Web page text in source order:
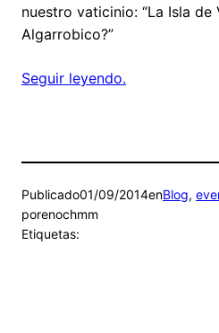
nuestro vaticinio: “La Isla de
Algarrobico?”
Seguir leyendo.
Publicado01/09/2014enBlog,
porenochmm
Etiquetas: